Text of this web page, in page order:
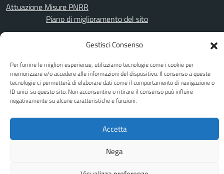
Gestisci Consenso
Per fornire le migliori esperienze, utilizziamo tecnologie come i cookie per
memorizzare e/o accedere alle informazioni del dispositivo. Il consenso a queste
tecnologie ci permetterà di elaborare dati come il comportamento di navigazione o
ID unici su questo sito. Non acconsentire o ritirare il consenso può influire
negativamente su alcune caratteristiche e funzioni.
Accetta
Nega
Attuazione Misure PNRR
Piano di miglioramento del sito